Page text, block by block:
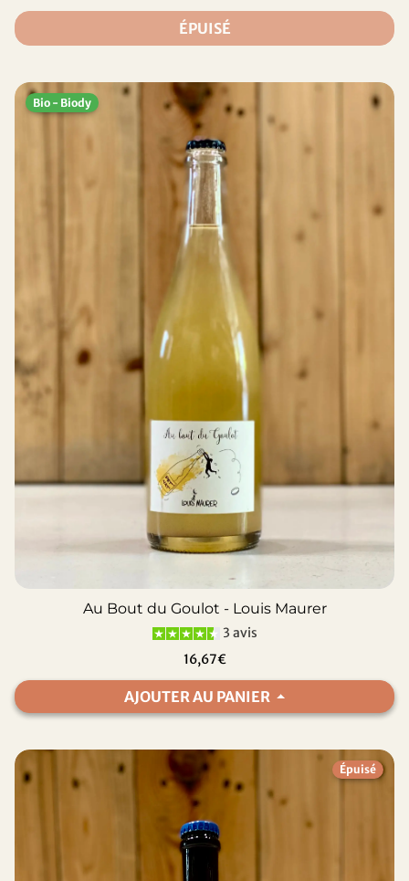
ÉPUISÉ
Bio - Biody
Au Bout du Goulot - Louis Maurer
3 avis
16,67€
AJOUTER AU PANIER
Épuisé